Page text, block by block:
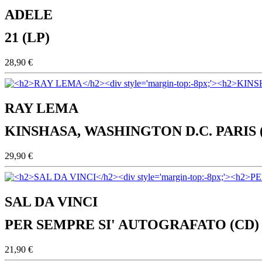
ADELE
21 (LP)
28,90 €
RAY LEMA
KINSHASA, WASHINGTON D.C. PARIS
29,90 €
SAL DA VINCI
PER SEMPRE SI' AUTOGRAFATO (CD)
21,90 €